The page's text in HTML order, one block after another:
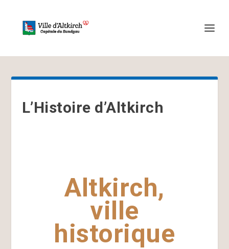
L’Histoire d’Altkirch
Altkirch,
ville
historique